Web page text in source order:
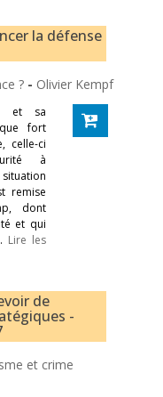
la défense
? - Olivier Kempf
et sa
fort
celle-ci
à
remise
dont
et qui
Lire les
de
-
et crime